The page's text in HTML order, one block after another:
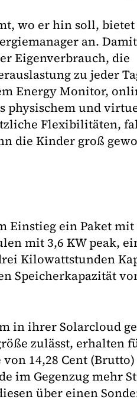
wo er hin soll,
an.
Eigenverbrauch, die
zu jeder
Energy Monitor,
physischem und
Flexibilitäten,
die Kinder groß
Einstieg ein Paket
mit 3,6 KW peak,
Kilowattstunden
Speicherkapazität
in ihrer Solarcloud
zulässt, erhalten
14,28 Cent
im Gegenzug mehr
über einen